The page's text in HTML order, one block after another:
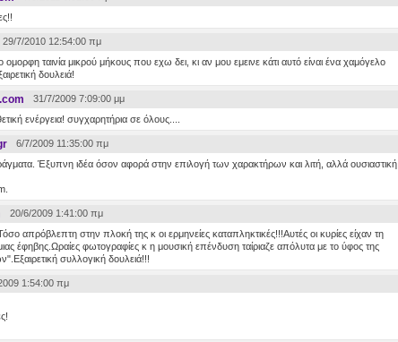
29/7/2010 12:54:00 πμ
ταινία μικρού μήκους που εχω δει, κι αν μου εμεινε κάτι αυτό είναι ένα χαμόγελο
δουλειά!
31/7/2009 7:09:00 μμ
ενέργεια! συγχαρητήρια σε όλους....
6/7/2009 11:35:00 πμ
Έξυπνη ιδέα όσον αφορά στην επιλογή των χαρακτήρων και λιτή, αλλά ουσιαστική
20/6/2009 1:41:00 πμ
απρόβλεπτη στην πλοκή της κ οι ερμηνείες καταπληκτικές!!!Αυτές οι κυρίες είχαν τη
έφηβης.Ωραίες φωτογραφίες κ η μουσική επένδυση ταίριαζε απόλυτα με το ύφος της
συλλογική δουλειά!!!
1:54:00 πμ